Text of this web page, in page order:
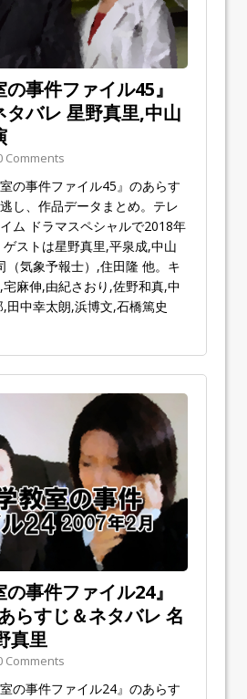
の事件ファイル45』
タバレ 星野真里,中山
Comments
の事件ファイル45』のあらす
し、作品データまとめ。テレ
ム ドラマスペシャルで2018年
ストは星野真里,平泉成,中山
（気象予報士）,住田隆 他。キ
麻伸,由紀さおり,佐野和真,中
田中幸太朗,浜博文,石橋篤史
の事件ファイル24』
らすじ＆ネタバレ 名
真里
Comments
の事件ファイル24』のあらす